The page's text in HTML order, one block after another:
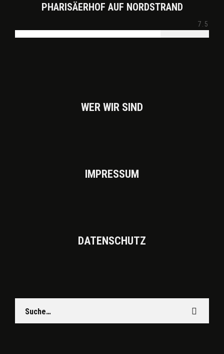
PHARISÄERHOF AUF NORDSTRAND
7.5
WER WIR SIND
IMPRES­SUM
DATEN­SCHUTZ